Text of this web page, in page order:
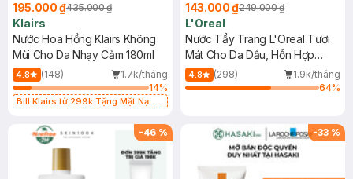
195.000 ₫435.000 ₫
Klairs
Nước Hoa Hồng Klairs Không
Mùi Cho Da Nhạy Cảm 180ml
4.8 (148)
1.7k/tháng
14%
Bill Klairs từ 299k Tặng Mặt Nạ
25ml (SL Có Hạn)
143.000 ₫249.000 ₫
L'Oreal
Nước Tẩy Trang L'Oreal Tươi
Mát Cho Da Dầu, Hỗn Hợp
400ml
4.8 (298)
1.9k/tháng
64%
-46 % -33 %